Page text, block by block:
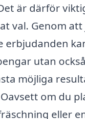
är därför
val. Genom
erbjudanden
utan
möjliga
om du
eller